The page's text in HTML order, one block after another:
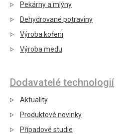
Pekárny a mlýny
Dehydrované potraviny
Výroba koření
Výroba medu
Dodavatelé technologií
Aktuality
Produktové novinky
Případové studie